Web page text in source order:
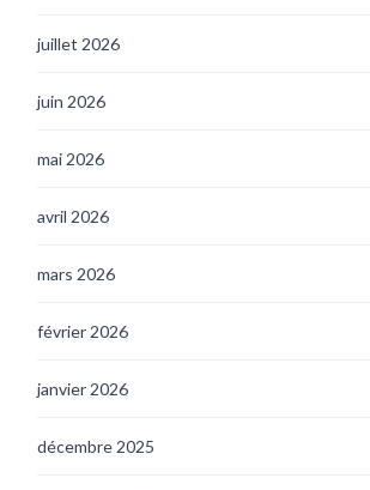
juillet 2026
juin 2026
mai 2026
avril 2026
mars 2026
février 2026
janvier 2026
décembre 2025